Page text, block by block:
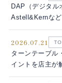
DAP（デジタル
Astell&Kernなど
2026.07.21
ターンテーブル
イントを店主が